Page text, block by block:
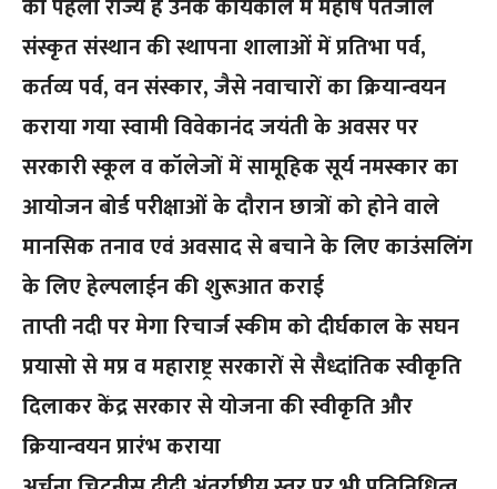
का पहला राज्य है उनके कार्यकाल में महर्षि पतंजलि
संस्कृत संस्थान की स्थापना शालाओं में प्रतिभा पर्व,
कर्तव्य पर्व, वन संस्कार, जैसे नवाचारों का क्रियान्वयन
कराया गया स्वामी विवेकानंद जयंती के अवसर पर
सरकारी स्कूल व कॉलेजों में सामूहिक सूर्य नमस्कार का
आयोजन बोर्ड परीक्षाओं के दौरान छात्रों को होने वाले
मानसिक तनाव एवं अवसाद से बचाने के लिए काउंसलिंग
के लिए हेल्पलाईन की शुरूआत कराई
ताप्ती नदी पर मेगा रिचार्ज स्कीम को दीर्घकाल के सघन
प्रयासो से मप्र व महाराष्ट्र सरकारों से सैध्दांतिक स्वीकृति
दिलाकर केंद्र सरकार से योजना की स्वीकृति और
क्रियान्वयन प्रारंभ कराया